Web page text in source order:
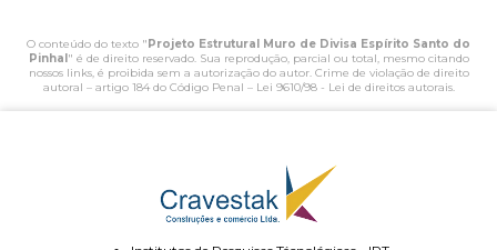
O conteúdo do texto " Projeto Estrutural Muro de Divisa Espírito Santo do
Pinhal " é de direito reservado. Sua reprodução, parcial ou total, mesmo citando
nossos links, é proibida sem a autorização do autor. Crime de violação de direito
autoral – artigo 184 do Código Penal – Lei 9610/98 - Lei de direitos autorais.